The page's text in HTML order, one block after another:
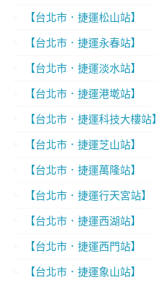
【台北市．捷運松山站】
【台北市．捷運永春站】
【台北市．捷運淡水站】
【台北市．捷運港墘站】
【台北市．捷運科技大樓站】
【台北市．捷運芝山站】
【台北市．捷運萬隆站】
【台北市．捷運行天宮站】
【台北市．捷運西湖站】
【台北市．捷運西門站】
【台北市．捷運象山站】